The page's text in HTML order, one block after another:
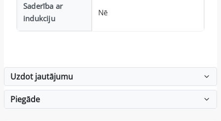
Saderība ar
indukciju
Nē
Uzdot jautājumu
Piegāde